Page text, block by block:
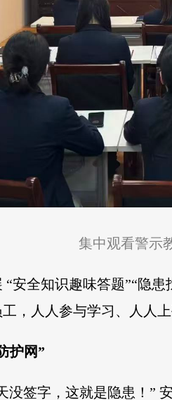
集中观看警示
安全知识趣味答题”“隐
，人人参与学习、人人
护网”
没签字，这就是隐患！”